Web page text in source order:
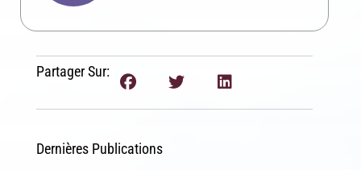
Partager Sur:
Dernières Publications